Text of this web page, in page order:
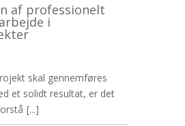
af professionelt
i
skal gennemføres
et solidt resultat, er det
[...]